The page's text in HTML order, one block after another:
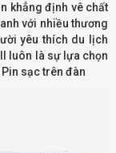
khẳng định vê chất
với nhiều thương
yêu thích du lịch
luôn là sự lựa chọn
sạc trên đàn